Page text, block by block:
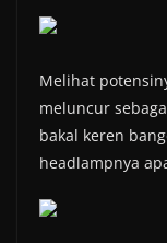
Melihat
meluncur
bakal keren
headlampnya